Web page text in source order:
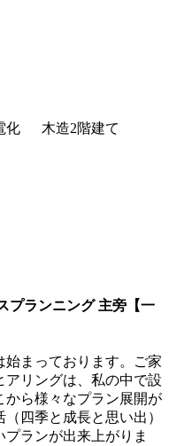
化 木造2階建て
プランニング 主旁【一
まっております。ご家
リングは、私の中で設
から様々なプラン展開が
四季と成長と思い出）
ランが出来上がりま